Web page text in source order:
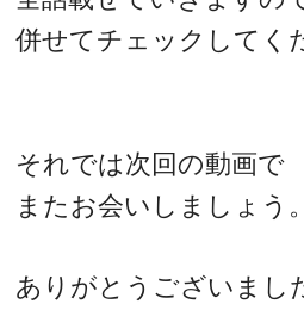
併せてチェックしてく
それでは次回の動画で
またお会いしましょう。
ありがとうございまし